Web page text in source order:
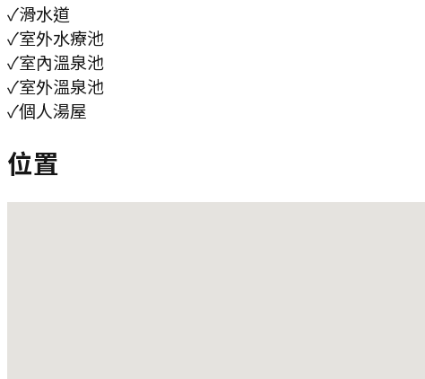
✓滑水道
✓室外水療池
✓室內溫泉池
✓室外溫泉池
✓個人湯屋
位置